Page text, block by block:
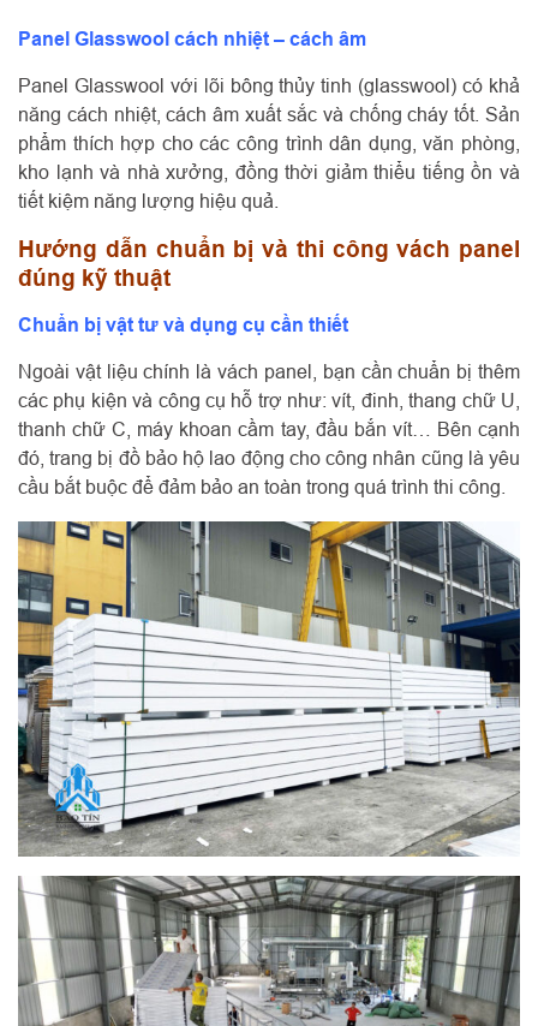
Panel Glasswool cách nhiệt – cách âm
Panel Glasswool với lõi bông thủy tinh (glasswool) có khả
năng cách nhiệt, cách âm xuất sắc và chống cháy tốt. Sản
phẩm thích hợp cho các công trình dân dụng, văn phòng,
kho lạnh và nhà xưởng, đồng thời giảm thiểu tiếng ồn và
tiết kiệm năng lượng hiệu quả.
Hướng dẫn chuẩn bị và thi công vách panel
đúng kỹ thuật
Chuẩn bị vật tư và dụng cụ cần thiết
Ngoài vật liệu chính là vách panel, bạn cần chuẩn bị thêm
các phụ kiện và công cụ hỗ trợ như: vít, đinh, thang chữ U,
thanh chữ C, máy khoan cầm tay, đầu bắn vít… Bên cạnh
đó, trang bị đồ bảo hộ lao động cho công nhân cũng là yêu
cầu bắt buộc để đảm bảo an toàn trong quá trình thi công.